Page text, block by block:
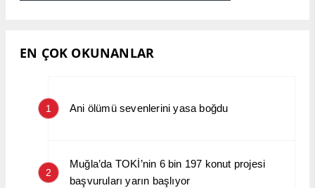
EN ÇOK OKUNANLAR
1 Ani ölümü sevenlerini yasa boğdu
2
Muğla’da TOKİ’nin 6 bin 197 konut projesi
başvuruları yarın başlıyor